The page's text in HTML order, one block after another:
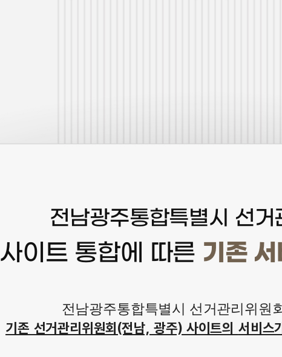
전남광주통합특별시 선거
사이트 통합에 따른 기존
전남광주통합특별시 선거관리위원
기존 선거관리위원회(전남, 광주) 사이트의 서비스